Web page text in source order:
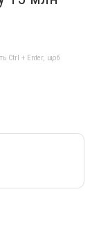
Ctrl + Enter, щоб